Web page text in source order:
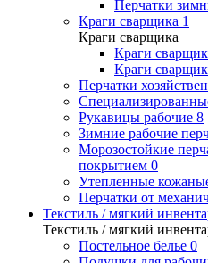
Перчатки
Краги сварщика 1
Краги сварщика
Краги
Краги
Перчатки
Рукавицы рабочие 8
Зимние рабочие
Морозостойкие
покрытием 0
Утепленные
Перчатки от
Текстиль / мягкий
Текстиль / мягкий
Постельное белье 0